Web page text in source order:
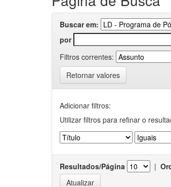
Buscar em:
por
Filtros correntes:
Retornar valores
Adicionar filtros:
Utilizar filtros para refinar o
Resultados/Página |